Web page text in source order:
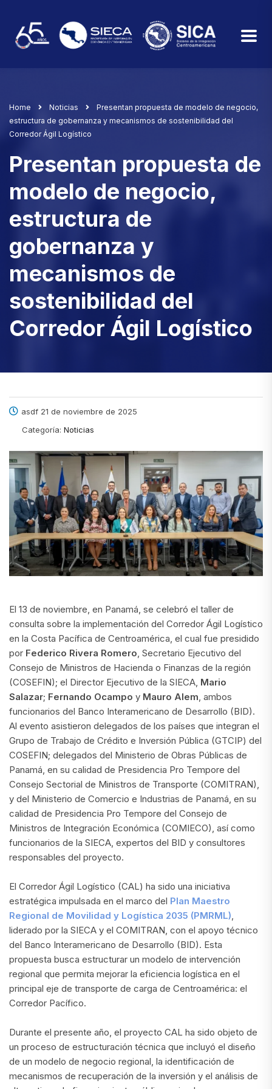
Home Noticias
Presentan propuesta de modelo de negocio,
estructura de gobernanza y mecanismos de sostenibilidad del
Corredor Ágil Logístico
Presentan propuesta de
modelo de negocio,
estructura de
gobernanza y
mecanismos de
sostenibilidad del
Corredor Ágil Logístico
asdf 21 de noviembre de 2025
Categoría: Noticias
El 13 de noviembre, en Panamá, se celebró el taller de
consulta sobre la implementación del Corredor Ágil Logístico
en la Costa Pacífica de Centroamérica, el cual fue presidido
por Federico Rivera Romero , Secretario Ejecutivo del
Consejo de Ministros de Hacienda o Finanzas de la región
(COSEFIN); el Director Ejecutivo de la SIECA, Mario
Salazar; Fernando Ocampo y Mauro Alem , ambos
funcionarios del Banco Interamericano de Desarrollo (BID).
Al evento asistieron delegados de los países que integran el
Grupo de Trabajo de Crédito e Inversión Pública (GTCIP) del
COSEFIN; delegados del Ministerio de Obras Públicas de
Panamá, en su calidad de Presidencia Pro Tempore del
Consejo Sectorial de Ministros de Transporte (COMITRAN),
y del Ministerio de Comercio e Industrias de Panamá, en su
calidad de Presidencia Pro Tempore del Consejo de
Ministros de Integración Económica (COMIECO), así como
funcionarios de la SIECA, expertos del BID y consultores
responsables del proyecto.
El Corredor Ágil Logístico (CAL) ha sido una iniciativa
estratégica impulsada en el marco del Plan Maestro
Regional de Movilidad y Logística 2035 (PMRML)
liderado por la SIECA y el COMITRAN, con el apoyo técnico
del Banco Interamericano de Desarrollo (BID). Esta
propuesta busca estructurar un modelo de intervención
regional que permita mejorar la eficiencia logística en el
principal eje de transporte de carga de Centroamérica: el
Corredor Pacífico.
Durante el presente año, el proyecto CAL ha sido objeto de
un proceso de estructuración técnica que incluyó el diseño
de un modelo de negocio regional, la identificación de
mecanismos de recuperación de la inversión y el análisis de